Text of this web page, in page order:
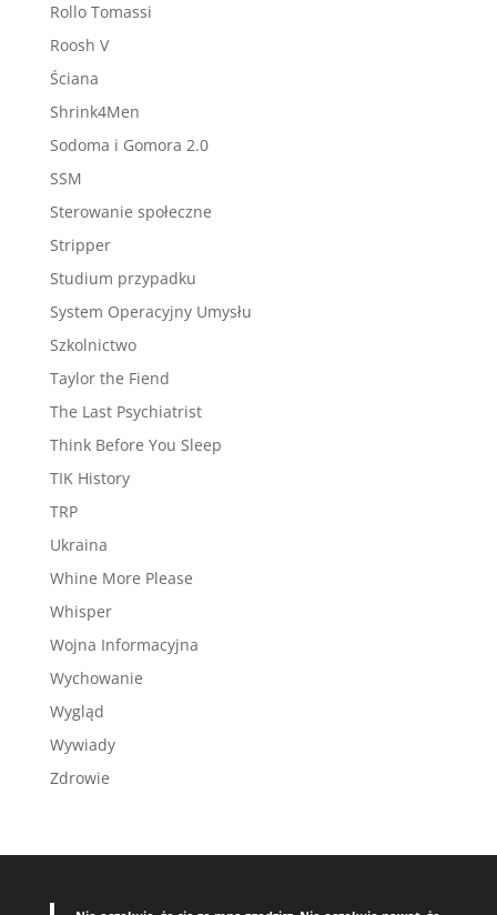
Rollo Tomassi
Roosh V
Ściana
Shrink4Men
Sodoma i Gomora 2.0
SSM
Sterowanie społeczne
Stripper
Studium przypadku
System Operacyjny Umysłu
Szkolnictwo
Taylor the Fiend
The Last Psychiatrist
Think Before You Sleep
TIK History
TRP
Ukraina
Whine More Please
Whisper
Wojna Informacyjna
Wychowanie
Wygląd
Wywiady
Zdrowie